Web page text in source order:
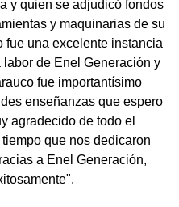
y quien se adjudicó fondos
y maquinarias de su
fue una excelente instancia
de Enel Generación y
fue importantísimo
enseñanzas que espero
agradecido de todo el
que nos dedicaron
a Enel Generación,